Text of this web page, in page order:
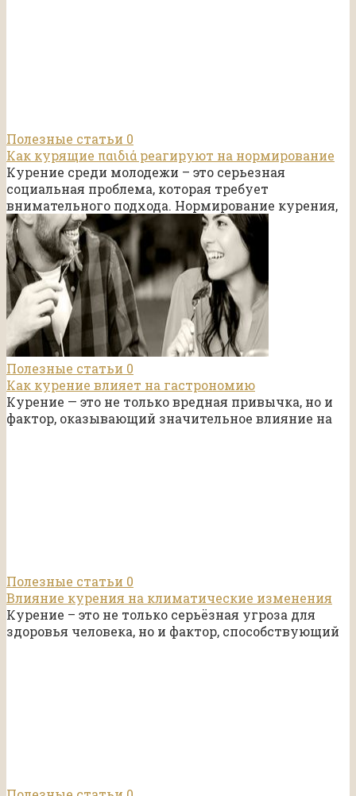
Полезные статьи 0
Как курящие παιδιά реагируют на нормирование
Курение среди молодежи – это серьезная
социальная проблема, которая требует
внимательного подхода. Нормирование курения,
Полезные статьи 0
Как курение влияет на гастрономию
Курение — это не только вредная привычка, но и
фактор, оказывающий значительное влияние на
Полезные статьи 0
Влияние курения на климатические изменения
Курение – это не только серьёзная угроза для
здоровья человека, но и фактор, способствующий
Полезные статьи 0